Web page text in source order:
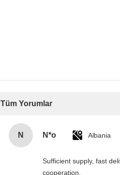
Tüm Yorumlar
N N*o Albania
Sufficient supply, fast
cooperation.